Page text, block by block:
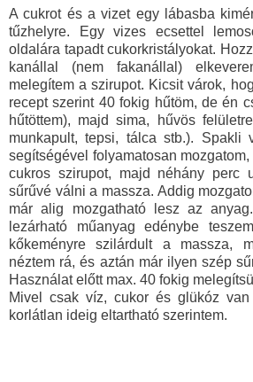
A cukrot és a vizet egy lábasba
tűzhelyre. Egy vizes ecsettel
oldalára tapadt cukorkristályokat.
kanállal (nem fakanállal)
melegítem a szirupot. Kicsit várok,
recept szerint 40 fokig hűtöm, de én
hűtöttem), majd sima, hűvös
munkapult, tepsi, tálca stb.). Spakli
segítségével folyamatosan
cukros szirupot, majd néhány perc
sűrűvé válni a massza. Addig
már alig mozgatható lesz az
lezárható műanyag edénybe
kőkeményre szilárdult a massza,
néztem rá, és aztán már ilyen szép
Használat előtt max. 40 fokig
Mivel csak víz, cukor és glükóz van
korlátlan ideig eltartható szerintem.